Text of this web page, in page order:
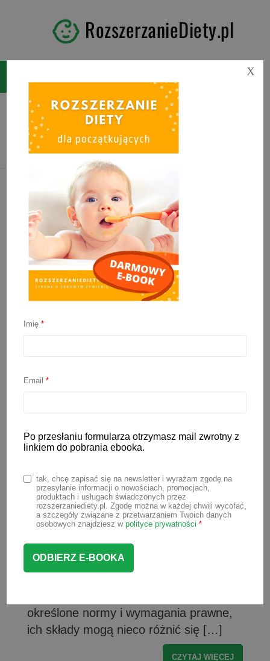
RozszerzanieDiety.pl
Tag:olej palmowy
Mleko następne –
(ranking)
Wybór odpowiedniego mleka
istotniejszych decyzji, przed którymi
stają rodzice niemowląt. Po
zakończeniu karmienia piersią lub
mlekiem początkowym, nadchodzi czas
na tzw. mleko następne – produkt
przeznaczony dla maluchów powyżej 6.
określone normy i wymagania prawne,
ich składy mogą nieco różnić się […]
CZYTAJ WIĘCEJ
Imię*
Email*
Po przesłaniu formularza otrzymasz mail zwrotny z
linkiem do pobrania ebooka.
tak, chcę zapisać się na newsletter i wyrażam zgodę na
przesyłanie informacji o nowościach, promocjach,
produktach i usługach świadczonych przez
rozszerzaniediety.pl. Zgodę można w każdej chwili wycofać,
a szczegóły związane z przetwarzaniem Twoich danych
osobowych znajdziesz w polityce prywatności *
X